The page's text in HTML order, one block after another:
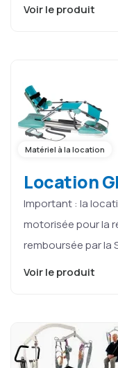
Voir le produit
Matériel à la location
Location
Important : la
motorisée pour la
remboursée par la
Voir le produit